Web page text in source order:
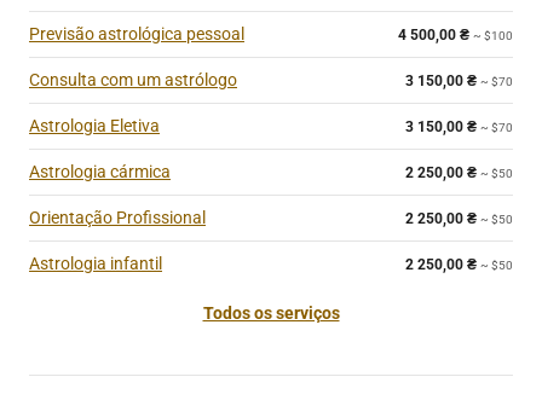
Previsão astrológica pessoal 4 500,00 ₴ ~ $100
Consulta com um astrólogo 3 150,00 ₴ ~ $70
Astrologia Eletiva 3 150,00 ₴ ~ $70
Astrologia cármica 2 250,00 ₴ ~ $50
Orientação Profissional 2 250,00 ₴ ~ $50
Astrologia infantil 2 250,00 ₴ ~ $50
Todos os serviços